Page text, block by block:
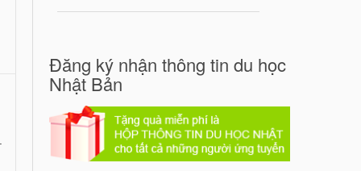
Đăng ký nhận thông tin du học
Nhật Bản